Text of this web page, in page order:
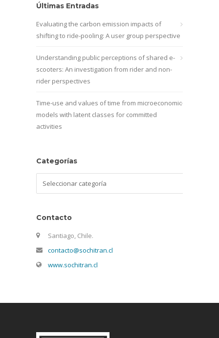
Últimas Entradas
Evaluating the carbon emission impacts of
shifting to ride-pooling: A user group perspective
Understanding public perceptions of shared e-
scooters: An investigation from rider and non-
rider perspectives
Time-use and values of time from microeconomic
models with latent classes for committed
activities
Categorías
Contacto
Santiago, Chile.
contacto@sochitran.cl
www.sochitran.cl